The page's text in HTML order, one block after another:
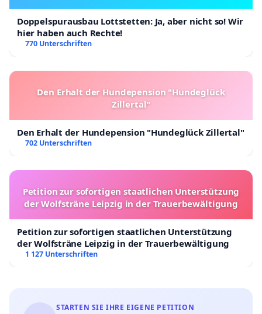
Doppelspurausbau Lottstetten: Ja, aber nicht so! Wir
hier haben auch Rechte!
770 Unterschriften
Den Erhalt der Hundepension "Hundeglück
Zillertal"
Den Erhalt der Hundepension "Hundeglück Zillertal"
702 Unterschriften
Petition zur sofortigen staatlichen Unterstützung
der Wolfsträne Leipzig in der Trauerbewältigung
Petition zur sofortigen staatlichen Unterstützung
der Wolfsträne Leipzig in der Trauerbewältigung
1 127 Unterschriften
STARTEN SIE IHRE EIGENE PETITION